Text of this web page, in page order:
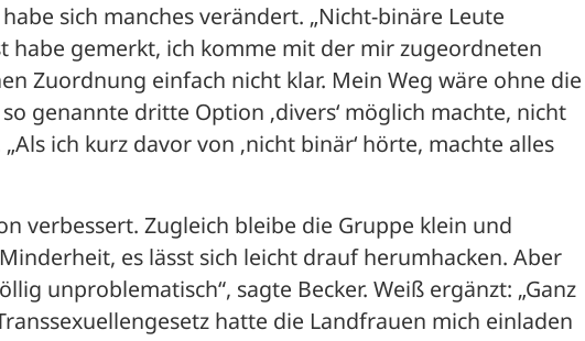
sich manches verändert. „Nicht-binäre Leute
habe gemerkt, ich komme mit der mir zugeordneten
Zuordnung einfach nicht klar. Mein Weg wäre ohne die
genannte dritte Option ‚divers‘ möglich machte, nicht
ich kurz davor von ‚nicht binär‘ hörte, machte alles
verbessert. Zugleich bleibe die Gruppe klein und
es lässt sich leicht drauf herumhacken. Aber
unproblematisch“, sagte Becker. Weiß ergänzt: „Ganz
hatte die Landfrauen mich einladen